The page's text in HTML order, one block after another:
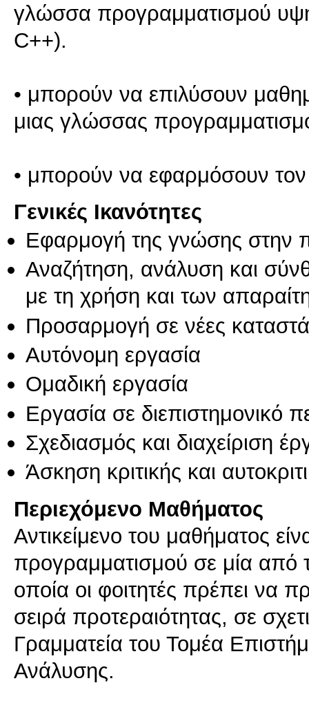
γλώσσα προγραμματισμού
C++).
• μπορούν να επιλύσουν
μιας γλώσσας
Γενικές Ικανότητες
Εφαρμογή της γνώσης στην
Αναζήτηση, ανάλυση και
με τη χρήση και των
Προσαρμογή σε νέες
Αυτόνομη εργασία
Ομαδική εργασία
Εργασία σε διεπιστημονικό
Σχεδιασμός και διαχείριση
Άσκηση κριτικής και
Περιεχόμενο Μαθήματος
Αντικείμενο του μαθήματος
προγραμματισμού σε μία από
οποία οι φοιτητές πρέπει να
σειρά προτεραιότητας, σε
Γραμματεία του Τομέα
Ανάλυσης.